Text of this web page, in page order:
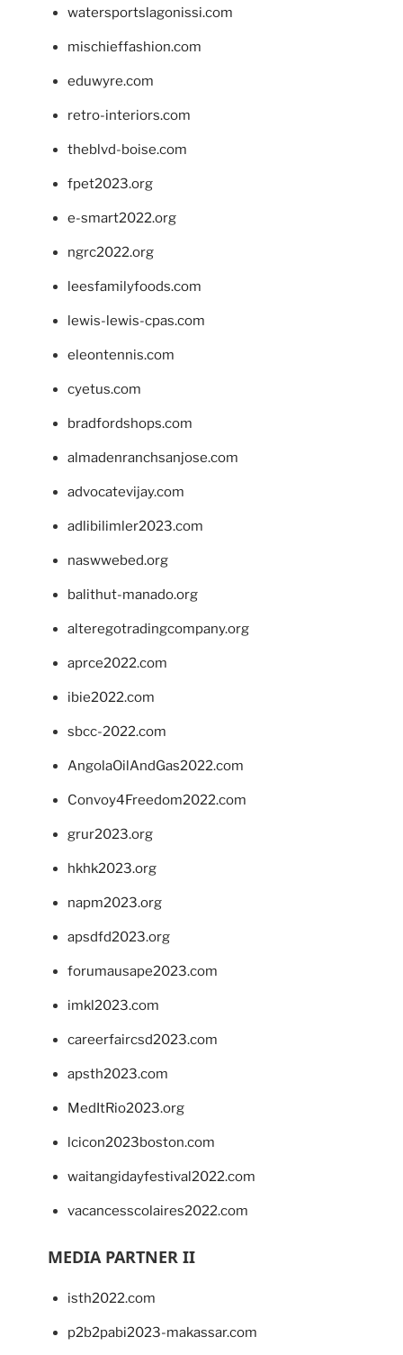
watersportslagonissi.com
mischieffashion.com
eduwyre.com
retro-interiors.com
theblvd-boise.com
fpet2023.org
e-smart2022.org
ngrc2022.org
leesfamilyfoods.com
lewis-lewis-cpas.com
eleontennis.com
cyetus.com
bradfordshops.com
almadenranchsanjose.com
advocatevijay.com
adlibilimler2023.com
naswwebed.org
balithut-manado.org
alteregotradingcompany.org
aprce2022.com
ibie2022.com
sbcc-2022.com
AngolaOilAndGas2022.com
Convoy4Freedom2022.com
grur2023.org
hkhk2023.org
napm2023.org
apsdfd2023.org
forumausape2023.com
imkl2023.com
careerfaircsd2023.com
apsth2023.com
MedItRio2023.org
lcicon2023boston.com
waitangidayfestival2022.com
vacancesscolaires2022.com
MEDIA PARTNER II
isth2022.com
p2b2pabi2023-makassar.com